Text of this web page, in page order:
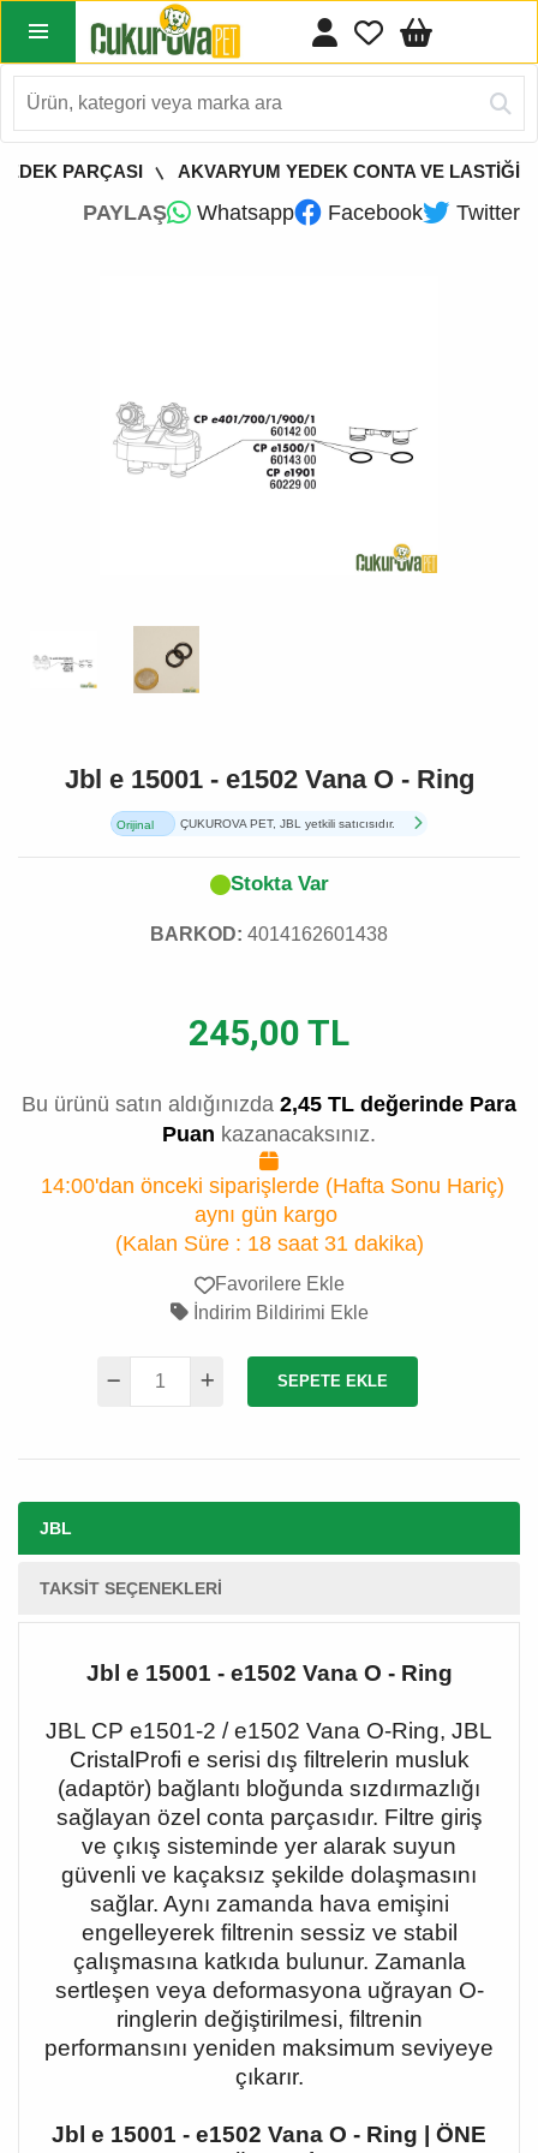
PARÇASI AKVARYUM YEDEK CONTA VE LASTİĞİ
PAYLAŞ Whatsapp Facebook Twitter
Jbl e 15001 - e1502 Vana O - Ring
Orijinal
ÇUKUROVA PET, JBL yetkili satıcısıdır.
Stokta Var
BARKOD: 4014162601438
245,00 TL
Bu ürünü satın aldığınızda 2,45 TL değerinde Para
Puan kazanacaksınız.
14:00'dan önceki siparişlerde (Hafta Sonu Hariç)
aynı gün kargo
(Kalan Süre : 18 saat 31 dakika)
Favorilere Ekle
İndirim Bildirimi Ekle
SEPETE EKLE
JBL
TAKSIT SEÇENEKLERI
Jbl e 15001 - e1502 Vana O - Ring
JBL CP e1501-2 / e1502 Vana O-Ring, JBL
CristalProfi e serisi dış filtrelerin musluk
(adaptör) bağlantı bloğunda sızdırmazlığı
sağlayan özel conta parçasıdır. Filtre giriş
ve çıkış sisteminde yer alarak suyun
güvenli ve kaçaksız şekilde dolaşmasını
sağlar. Aynı zamanda hava emişini
engelleyerek filtrenin sessiz ve stabil
çalışmasına katkıda bulunur. Zamanla
sertleşen veya deformasyona uğrayan O-
ringlerin değiştirilmesi, filtrenin
performansını yeniden maksimum seviyeye
çıkarır.
Jbl e 15001 - e1502 Vana O - Ring | ÖNE